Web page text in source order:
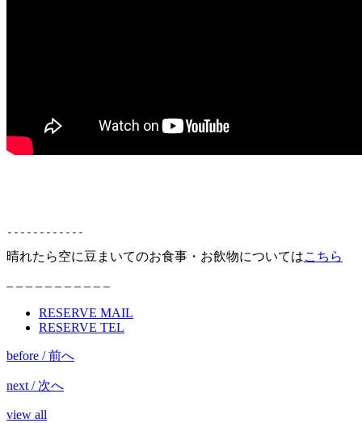
------------
晴れたら空に豆まいてのお食事・お飲物についてはこちら
– – – – – – – – – – –
RESERVE MAIL
RESERVE TEL
before / 前へ
next / 次へ
view all